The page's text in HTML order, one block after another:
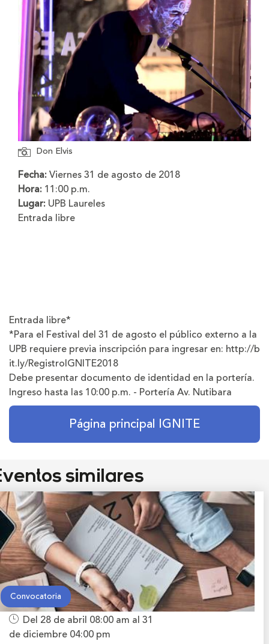
Don Elvis
Fecha:Viernes 31 de agosto de 2018
Hora: 11:00 p.m.
Lugar: UPB Laureles
Entrada libre
Entrada libre*
*Para el Festival del 31 de agosto el público externo a la
UPB requiere previa inscripción para ingresar en: http://b
it.ly/RegistroIGNITE2018
Debe presentar documento de identidad en la portería.
Ingreso hasta las 10:00 p.m. - Portería Av. Nutibara
Página principal IGNITE
similares
Convocatoria
Del 28 de abril 08:00 am al 31
de diciembre 04:00 pm